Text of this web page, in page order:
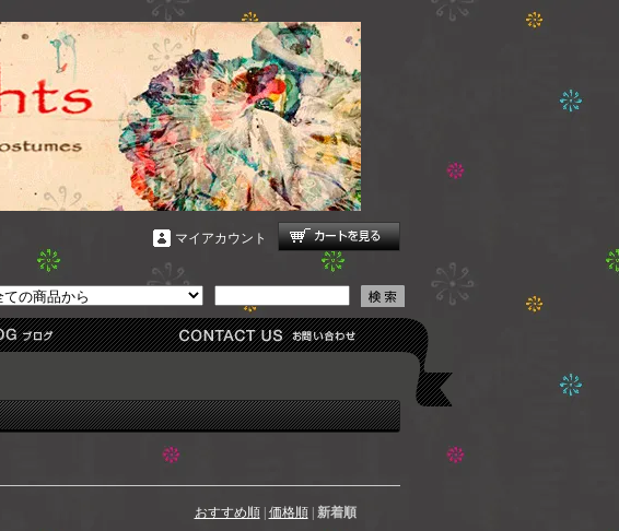
マイアカウント
おすすめ順| 価格順| 新着順